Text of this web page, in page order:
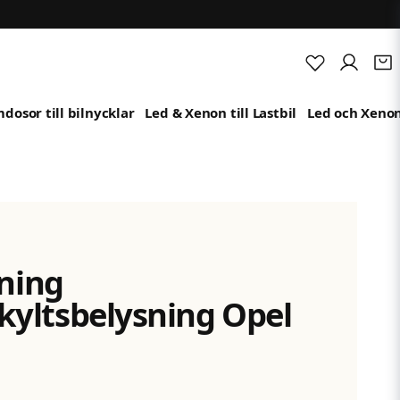
till bilnycklar Led & Xenon till Lastbil Led och
Opel